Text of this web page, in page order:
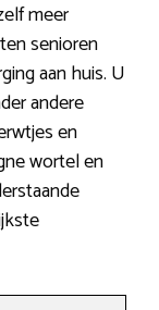
meer
senioren
aan huis. U
andere
en
wortel en